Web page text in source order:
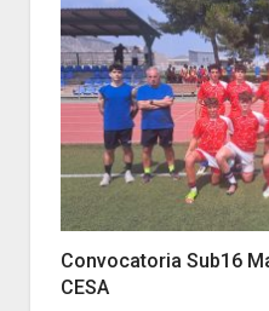
Convocatoria Sub16
CESA